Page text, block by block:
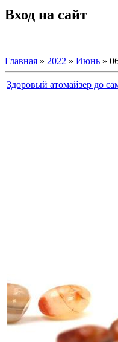
Вход на сайт
Главная » 2022 » Июнь »
Здоровый атомайзер до